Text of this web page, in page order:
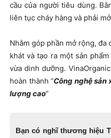
cầu của người tiêu dùng.
liên tục cháy hàng và phải
Nhằm góp phần mở rộng, đa
khát và tạo ra một sản
vừa dinh dưỡng.
hoàn thành “Công nghệ sản
lượng cao”
Bạn có nghĩ thương hiệu